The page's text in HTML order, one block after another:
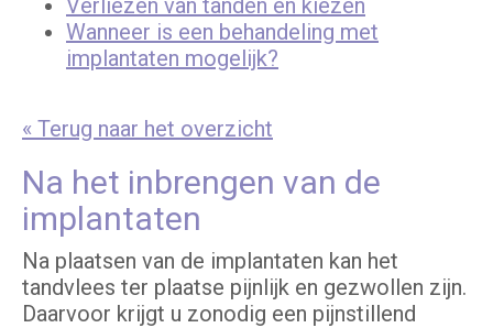
Verliezen van tanden en kiezen
Wanneer is een behandeling met
implantaten mogelijk?
« Terug naar het overzicht
Na het inbrengen van de
implantaten
Na plaatsen van de implantaten kan het
tandvlees ter plaatse pijnlijk en gezwollen zijn.
Daarvoor krijgt u zonodig een pijnstillend